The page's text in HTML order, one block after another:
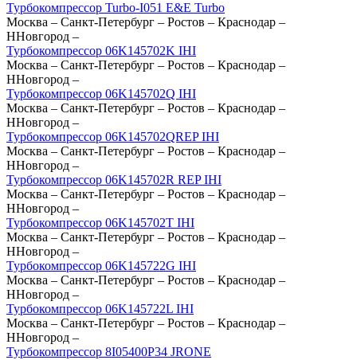
Турбокомпрессор Turbo-I051 E&E Turbo
Москва – Санкт-Петербург – Ростов – Краснодар –
ННовгород –
Турбокомпрессор 06K145702K IHI
Москва – Санкт-Петербург – Ростов – Краснодар –
ННовгород –
Турбокомпрессор 06K145702Q IHI
Москва – Санкт-Петербург – Ростов – Краснодар –
ННовгород –
Турбокомпрессор 06K145702QREP IHI
Москва – Санкт-Петербург – Ростов – Краснодар –
ННовгород –
Турбокомпрессор 06K145702R REP IHI
Москва – Санкт-Петербург – Ростов – Краснодар –
ННовгород –
Турбокомпрессор 06K145702T IHI
Москва – Санкт-Петербург – Ростов – Краснодар –
ННовгород –
Турбокомпрессор 06K145722G IHI
Москва – Санкт-Петербург – Ростов – Краснодар –
ННовгород –
Турбокомпрессор 06K145722L IHI
Москва – Санкт-Петербург – Ростов – Краснодар –
ННовгород –
Турбокомпрессор 8I05400P34 JRONE